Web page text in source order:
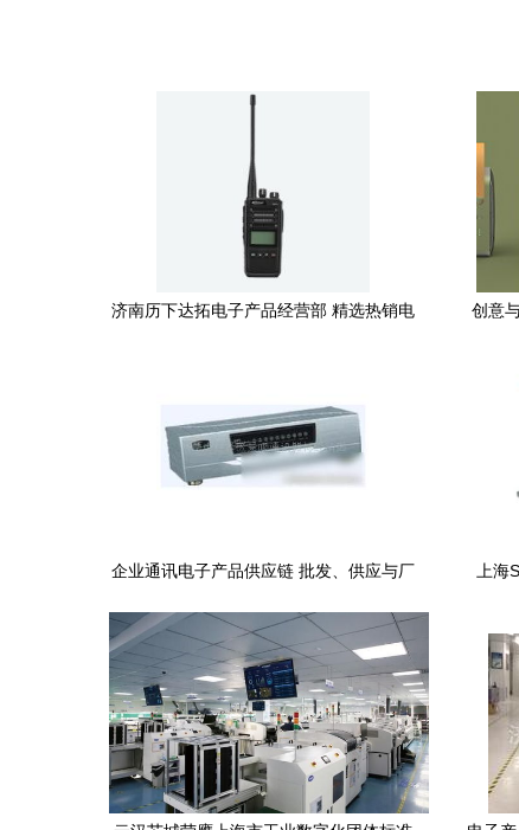
济南历下达拓电子产品经营部 精选热销电
创意
企业通讯电子产品供应链 批发、供应与厂
上